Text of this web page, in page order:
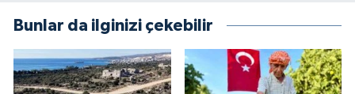
Bunlar da ilginizi çekebilir